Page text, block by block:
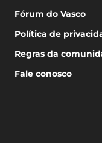
Fórum do Vasco
Política de
Regras da
Fale conosco